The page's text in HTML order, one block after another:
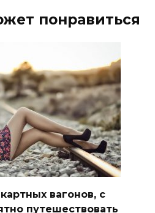
понравиться
вагонов, с
путешествовать